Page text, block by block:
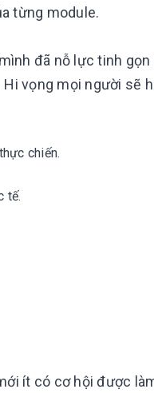
từng module.
đã nỗ lực tinh gọn
vọng mọi người sẽ
chiến.
tế.
ít có cơ hội được